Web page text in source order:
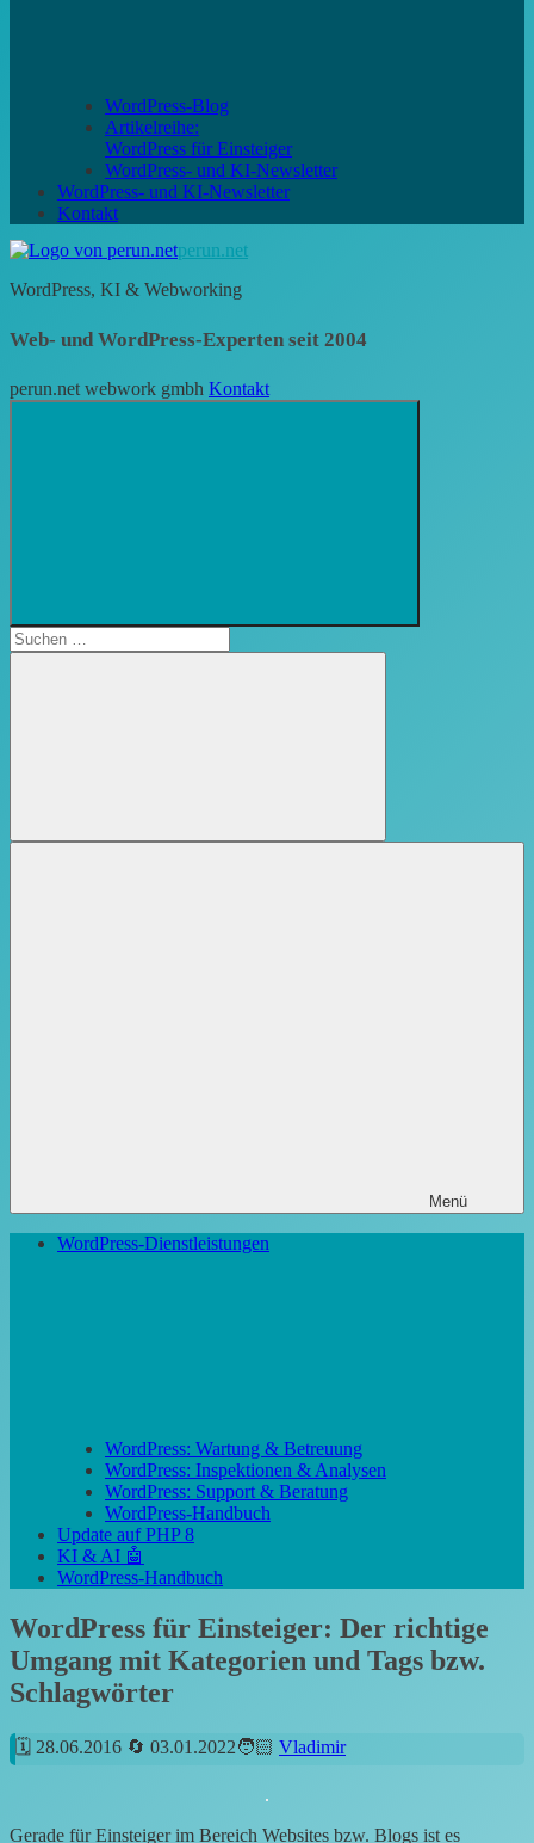
WordPress-Blog
Artikelreihe:
WordPress für Einsteiger
WordPress- und KI-Newsletter
WordPress- und KI-Newsletter
Kontakt
perun.net
WordPress, KI & Webworking
Web- und WordPress-Experten seit 2004
perun.net webwork gmbh Kontakt
öffnen
Suchen
nach:
Suchen
Menü
WordPress-Dienstleistungen
WordPress: Wartung & Betreuung
WordPress: Inspektionen & Analysen
WordPress: Support & Beratung
WordPress-Handbuch
Update auf PHP 8
KI & AI 🤖
WordPress-Handbuch
WordPress für Einsteiger: Der richtige
Umgang mit Kategorien und Tags bzw.
Schlagwörter
28.06.2016 03.01.2022 Vladimir
Gerade für Einsteiger im Bereich Websites bzw. Blogs ist es